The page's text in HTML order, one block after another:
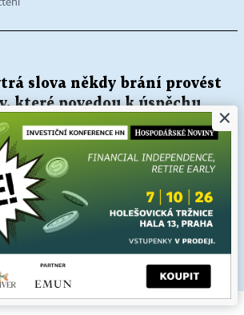
slova někdy brání provést
které povedou k úspěchu
zaměňuje za úzkost. Jak
si člověk zbytečně nezužoval
×